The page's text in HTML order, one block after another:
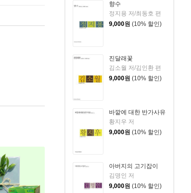
향수
정지용 저/최동호 편
9,000원 (10% 할인)
진달래꽃
김소월 저/김인환 편
9,000원 (10% 할인)
바깥에 대한 반가사유
황지우 저
9,000원 (10% 할인)
아버지의 고기잡이
김명인 저
9,000원 (10% 할인)